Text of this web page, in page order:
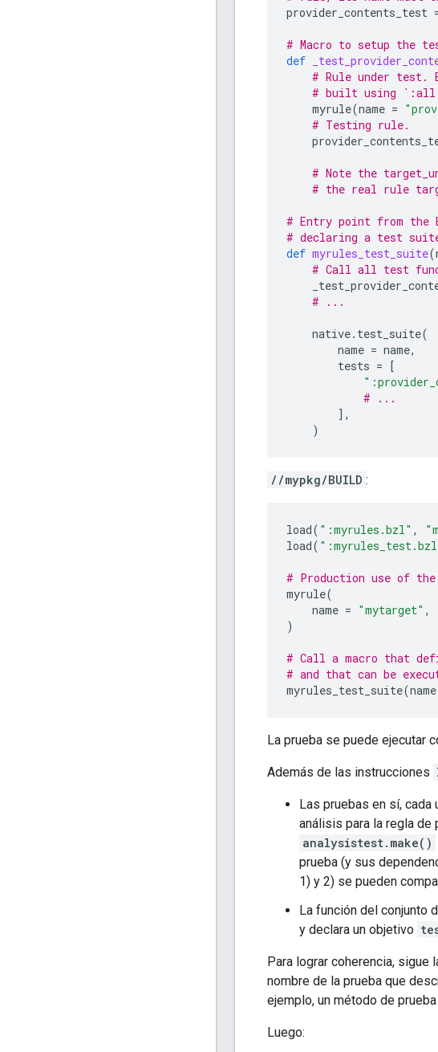
provider_contents_test
# Macro to setup the
def
# Rule under test.
# built using `:all`
myrule(name =
# Testing rule.
# Note the
# the real rule
# Entry point from the
# declaring a test
def myrules_test_suite(
# Call all test
# ...
native. test_suite(
name = name,
tests = [
# ...
],
)
//mypkg/BUILD :
load( ":myrules.bzl" ,
load(
# Production use of
myrule(
name = "mytarget" ,
)
# Call a macro that
# and that can be
myrules_test_suite(name
La prueba se puede ejecutar
Además de las instrucciones
Las pruebas en sí,
análisis para la regla de
analysistest.make()
prueba (y sus
1) y 2) se pueden
La función del conjunto
y declara un objetivo
Para lograr coherencia, sigue
nombre de la prueba que
ejemplo, un método de
Luego: